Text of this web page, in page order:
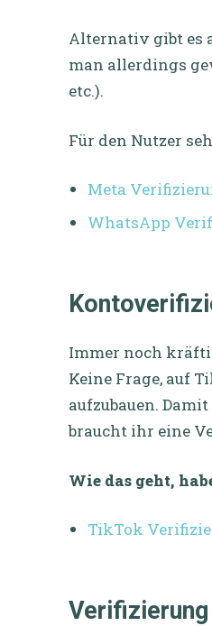
Alternativ gibt es
man allerdings
etc.).
Für den Nutzer
Meta
WhatsApp
Immer noch
Keine Frage, auf
aufzubauen.
braucht ihr eine
Wie das geht,
TikTok